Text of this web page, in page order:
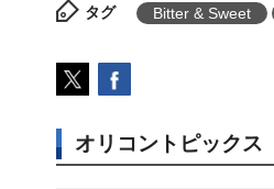
タグ Bitter & Sweet
オリコントピックス